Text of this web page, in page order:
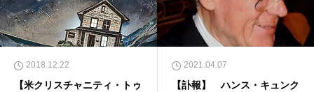
2018.12.22
【米クリスチャニティ・トゥ
2021.04.07
【訃報】 ハンス・キュンク